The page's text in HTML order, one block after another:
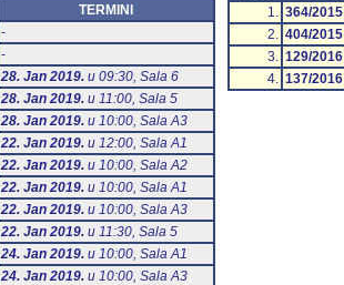
TERMINI
-
-
28. Jan 2019.u 09:30, Sala 6
28. Jan 2019.u 11:00, Sala 5
28. Jan 2019.u 10:00, Sala А3
22. Jan 2019.u 12:00, Sala А1
22. Jan 2019.u 10:00, Sala А2
22. Jan 2019.u 10:00, Sala А1
22. Jan 2019.u 10:00, Sala А3
22. Jan 2019.u 11:30, Sala 5
24. Jan 2019.u 10:00, Sala А1
24. Jan 2019.u 10:00, Sala А3
1. 364/2015
2. 404/2015
3. 129/2016
4. 137/2016